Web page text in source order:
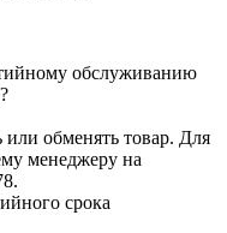
обслуживанию
обменять товар. Для
менеджеру на
срока